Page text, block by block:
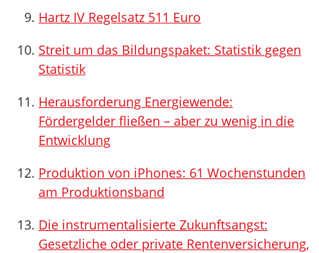
Hartz IV Regelsatz 511 Euro
Streit um das Bildungspaket: Statistik gegen
Statistik
Herausforderung Energiewende:
Fördergelder fließen – aber zu wenig in die
Entwicklung
Produktion von iPhones: 61 Wochenstunden
am Produktionsband
Die instrumentalisierte Zukunftsangst:
Gesetzliche oder private Rentenversicherung,